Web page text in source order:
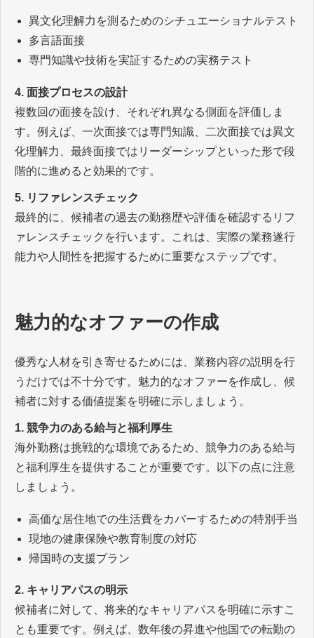
異文化理解力を測るためのシチュエーショナルテスト
多言語面接
専門知識や技術を実証するための実務テスト
4. 面接プロセスの設計
複数回の面接を設け、それぞれ異なる側面を評価しま
す。例えば、一次面接では専門知識、二次面接では異文
化理解力、最終面接ではリーダーシップといった形で段
階的に進めると効果的です。
5. リファレンスチェック
最終的に、候補者の過去の勤務歴や評価を確認するリフ
ァレンスチェックを行います。これは、実際の業務遂行
能力や人間性を把握するために重要なステップです。
魅力的なオファーの作成
優秀な人材を引き寄せるためには、業務内容の説明を行
うだけでは不十分です。魅力的なオファーを作成し、候
補者に対する価値提案を明確に示しましょう。
1. 競争力のある給与と福利厚生
海外勤務は挑戦的な環境であるため、競争力のある給与
と福利厚生を提供することが重要です。以下の点に注意
しましょう。
高価な居住地での生活費をカバーするための特別手当
現地の健康保険や教育制度の対応
帰国時の支援プラン
2. キャリアパスの明示
候補者に対して、将来的なキャリアパスを明確に示すこ
とも重要です。例えば、数年後の昇進や他国での転勤の